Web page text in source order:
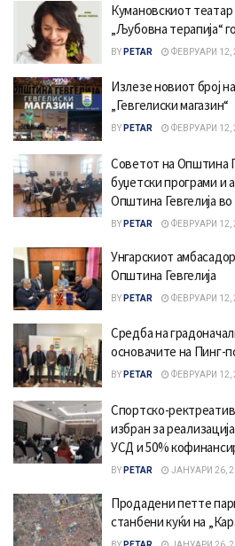
Кумановскиот
„Љубовна терапија“
BY PETAR ФЕВРУАРИ 12,
Излезе новиот број
„Гевгелиски магазин“
BY PETAR ФЕВРУАРИ 12,
Советот на Општина
буџетски програми и
Општина Гевгелија во
BY PETAR ФЕВРУАРИ 12,
Унгарскиот
Општина Гевгелија
BY PETAR ФЕВРУАРИ 12,
Средба на
основачите на Пинг-
BY PETAR ФЕВРУАРИ 12,
Спортско-
избран за
УСД и 50%
BY PETAR ЈАНУАРИ 26,
Продадени петте
станбени куќи на